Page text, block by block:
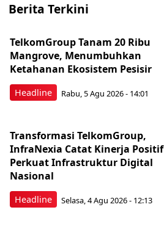
Berita Terkini
Headline
TelkomGroup Tanam 20 Ribu
Mangrove, Menumbuhkan
Ketahanan Ekosistem Pesisir
Rabu, 5 Agu 2026 - 14:01
Headline
Transformasi TelkomGroup,
InfraNexia Catat Kinerja Positif
Perkuat Infrastruktur Digital
Nasional
Selasa, 4 Agu 2026 - 12:13